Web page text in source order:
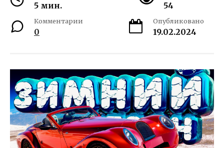
5 мин. 54
Комментарии
0
Опубликовано
19.02.2024